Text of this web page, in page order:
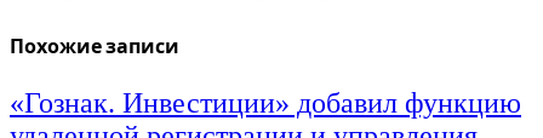
Похожие записи
«Гознак. Инвестиции» добавил функцию